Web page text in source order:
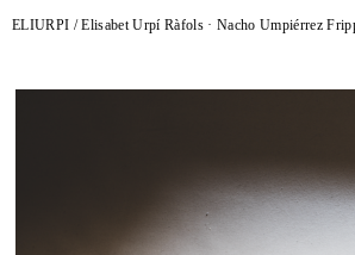
ELIURPI / Elisabet Urpí Ràfols · Nacho Umpiérrez